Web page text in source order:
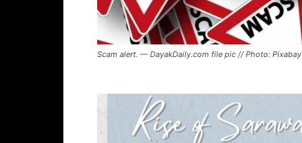
Scam alert. — DayakDaily.com file pic // Photo: Pixabay